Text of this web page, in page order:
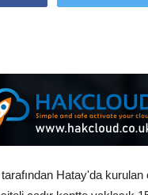
Hatay'da